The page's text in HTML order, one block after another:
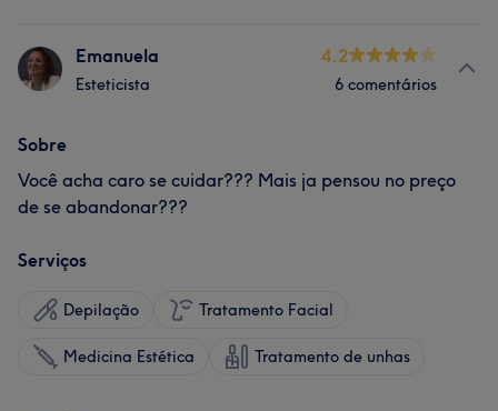
Emanuela
Esteticista
4.2
6 comentários
Sobre
Você acha caro se cuidar??? Mais ja pensou no preço
de se abandonar???
Serviços
Depilação Tratamento Facial
Medicina Estética Tratamento de unhas